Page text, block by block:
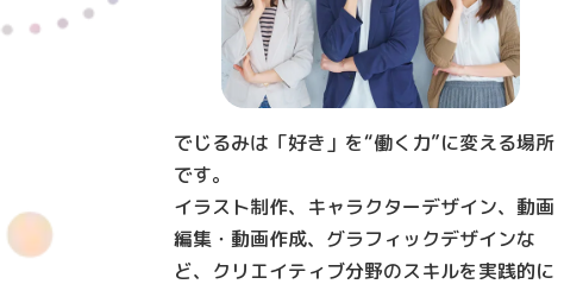
でじるみは「好き」を“働く力”に変える場所
です。
イラスト制作、キャラクターデザイン、動画
編集・動画作成、グラフィックデザインな
ど、クリエイティブ分野のスキルを実践的に